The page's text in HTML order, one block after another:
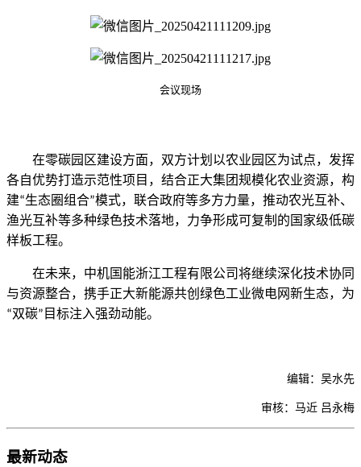
会议现场
在零碳园区建设方面，双方计划以农业园区为试点， 发挥
各自优势打造示范性项目，结合正大集团规模化农业资源，构
建“生态圈组合”模式，联合政府等多方力量，推动农光互补、
渔光互补等多种绿色技术落地，力争形成可复制的国家级低碳
样板工程。
在未来， 中机国能浙江工程有限公司将继续深化技术协同
与资源整合，携手正大新能源共创绿色工业微电网新生态，为
“双碳” 目标注入强劲动能。
编辑：吴水先
审核：马近 吕永梅
最新动态